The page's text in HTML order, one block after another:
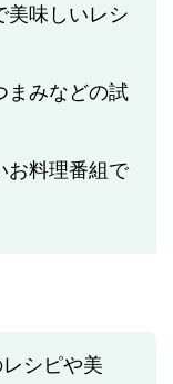
美味しいレシ
まみなどの試
お料理番組で
シピや美